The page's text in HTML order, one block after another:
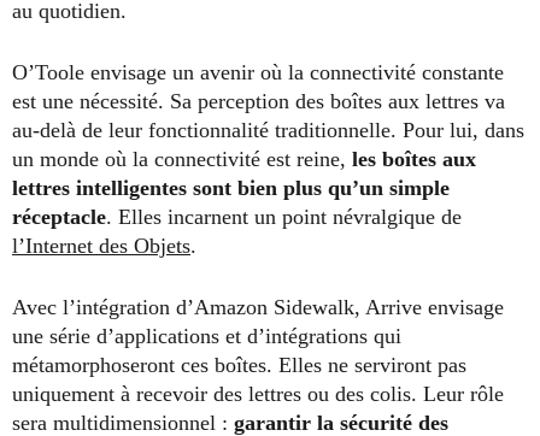
au quotidien.
O’Toole envisage un avenir où la connectivité constante
est une nécessité. Sa perception des boîtes aux lettres va
au-delà de leur fonctionnalité traditionnelle. Pour lui, dans
un monde où la connectivité est reine, les boîtes aux
lettres intelligentes sont bien plus qu’un simple
réceptacle. Elles incarnent un point névralgique de
l’Internet des Objets.
Avec l’intégration d’Amazon Sidewalk, Arrive envisage
une série d’applications et d’intégrations qui
métamorphoseront ces boîtes. Elles ne serviront pas
uniquement à recevoir des lettres ou des colis. Leur rôle
sera multidimensionnel : garantir la sécurité des